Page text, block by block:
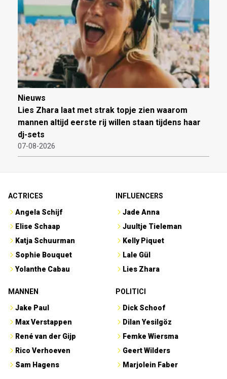
Nieuws
Lies Zhara laat met strak topje zien waarom
mannen altijd eerste rij willen staan tijdens haar
dj-sets
07-08-2026
ACTRICES
Angela Schijf
Elise Schaap
Katja Schuurman
Sophie Bouquet
Yolanthe Cabau
INFLUENCERS
Jade Anna
Juultje Tieleman
Kelly Piquet
Lale Gül
Lies Zhara
MANNEN
Jake Paul
Max Verstappen
René van der Gijp
Rico Verhoeven
Sam Hagens
POLITICI
Dick Schoof
Dilan Yesilgöz
Femke Wiersma
Geert Wilders
Marjolein Faber